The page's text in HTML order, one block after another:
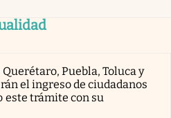
Puebla, Toluca y
el ingreso de ciudadanos
este trámite con su